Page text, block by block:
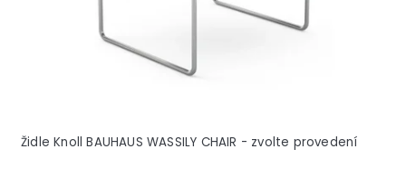
Židle Knoll BAUHAUS WASSILY CHAIR - zvolte provedení